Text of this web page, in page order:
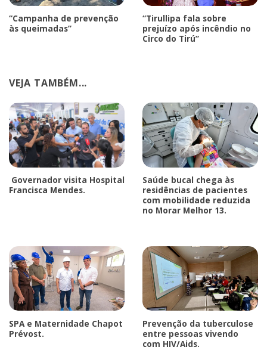
“Campanha de prevenção
às queimadas”
“Tirullipa fala sobre
prejuízo após incêndio no
Circo do Tirú”
VEJA TAMBÉM...
Governador visita Hospital
Francisca Mendes.
Saúde bucal chega às
residências de pacientes
com mobilidade reduzida
no Morar Melhor 13.
SPA e Maternidade Chapot
Prévost.
Prevenção da tuberculose
entre pessoas vivendo
com HIV/Aids.